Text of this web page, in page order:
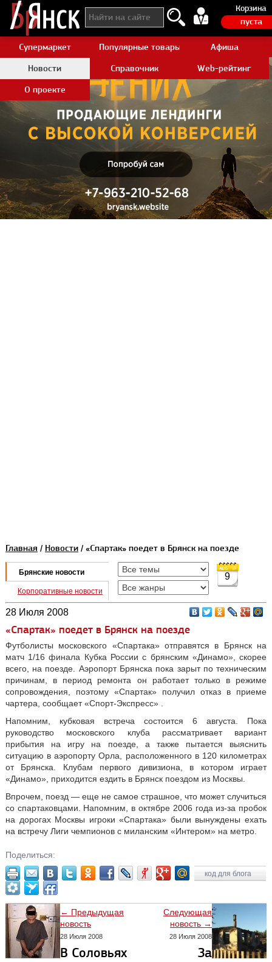
Корзина
пуста
Супермаркет Популярные товары AliexpressАфиша
Новости
Справочник
Web-рейтинг
О проекте
Главная / Новости/ «Спартак» поедет в Брянск на поезде
Брянские новости
Корпоративные новости
9
28 Июля 2008
«Спартак» поедет в Брянск на поезде
Футболисты московского «Спартака» отправятся в Брянск на
матч 1/16 финала Кубка России с брянским «Динамо», скорее
всего, на поезде. Аэропорт Брянска пока зарыт по техническим
причинам, в период ремонта он работает только в режиме
сопровождения, поэтому «Спартак» получил отказ в приеме
чартера, сообщает «Спорт-Экспресс» .
Напомним, кубковая встреча состоится 6 августа. Пока
руководство московского клуба рассматривает вариант
прибытия на игру на поезде, а также пытается выяснить
ситуацию в аэропорту Орла, расположенного в 120 километрах
от Брянска. Клубам первого дивизиона, в котором играет
«Динамо», приходится ездить в Брянск поездом из Москвы.
Впрочем, поезд — еще не самое страшное, что может случиться
со спартаковцами. Напомним, в октябре 2006 года из-за пробок
на дорогах Москвы игроки «Спартака» были вынуждены ехать
на встречу Лиги чемпионов с миланским «Интером» на метро.
Поделиться:
код для блога
← Предыдущая
новость
28 Июля 2008
В Соловьях
Следующая
новость →
28 Июля 2008
За